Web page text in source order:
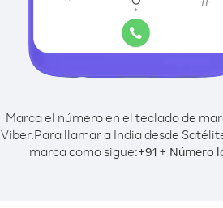
Marca el número en el teclado de
Viber.Para llamar a India desde
marca como sigue:+91+ Número